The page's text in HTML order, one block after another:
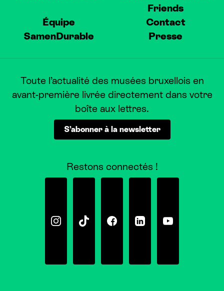
Friends
Équipe
Contact
SamenDurable
Presse
Toute l’actualité des musées bruxellois en
avant-première livrée directement dans votre
boîte aux lettres.
S’abonner à la newsletter
Restons connectés !
InstagramTiktok FacebookLinkedinYoutube